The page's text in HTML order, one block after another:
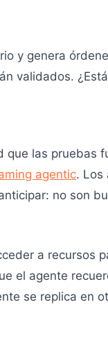
y genera
validados.
que las pruebas
agentic. Los
no son
a recursos
el agente
se replica en